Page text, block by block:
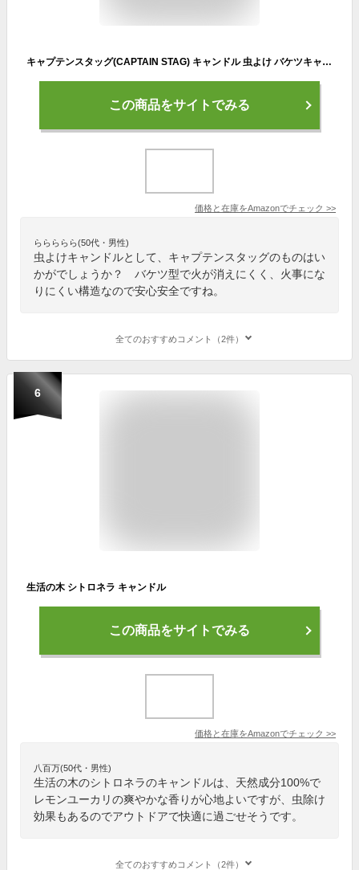
キャプテンスタッグ(CAPTAIN STAG) キャンドル 虫よけ バケツキャンドル UM-1549 製品サイズ:(約)外径110×高さ100mm
この商品をサイトでみる
価格と在庫をAmazonでチェック >>
ららららら(50代・男性)
虫よけキャンドルとして、キャプテンスタッグのものはい
かがでしょうか？ バケツ型で火が消えにくく、火事にな
りにくい構造なので安心安全ですね。
全てのおすすめコメント（2件）
6
生活の木 シトロネラ キャンドル
この商品をサイトでみる
価格と在庫をAmazonでチェック >>
八百万(50代・男性)
生活の木のシトロネラのキャンドルは、天然成分100%で
レモンユーカリの爽やかな香りが心地よいですが、虫除け
効果もあるのでアウトドアで快適に過ごせそうです。
全てのおすすめコメント（2件）